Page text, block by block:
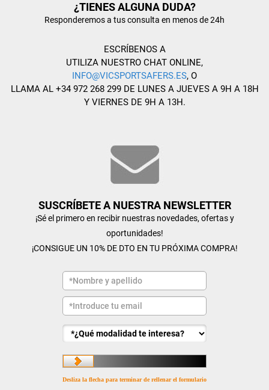
¿TIENES ALGUNA DUDA?
Responderemos a tus consulta en menos de 24h
ESCRÍBENOS A
UTILIZA NUESTRO CHAT ONLINE,
INFO@VICSPORTSAFERS.ES, O
LLAMA AL +34 972 268 299 DE LUNES A JUEVES A 9H A 18H
Y VIERNES DE 9H A 13H.
SUSCRÍBETE A NUESTRA NEWSLETTER
¡Sé el primero en recibir nuestras novedades, ofertas y
oportunidades!
¡CONSIGUE UN 10% DE DTO EN TU PRÓXIMA COMPRA!
Desliza la flecha para terminar de rellenar el formulario